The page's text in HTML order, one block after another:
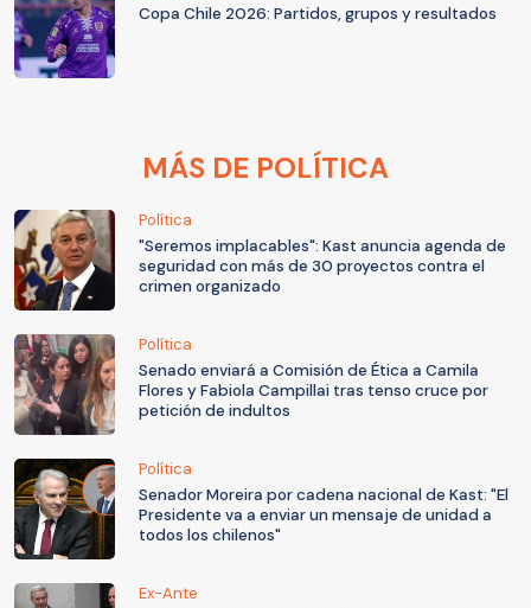
Copa Chile 2026: Partidos, grupos y resultados
MÁS DE POLÍTICA
Política
"Seremos implacables": Kast anuncia agenda de
seguridad con más de 30 proyectos contra el
crimen organizado
Política
Senado enviará a Comisión de Ética a Camila
Flores y Fabiola Campillai tras tenso cruce por
petición de indultos
Política
Senador Moreira por cadena nacional de Kast: "El
Presidente va a enviar un mensaje de unidad a
todos los chilenos"
Ex-Ante